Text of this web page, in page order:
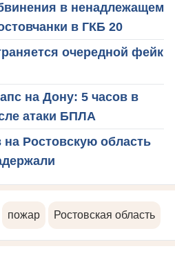
в ненадлежащем
в ГКБ 20
очередной фейк
на Дону: 5 часов в
атаки БПЛА
на Ростовскую область
пожар Ростовская область